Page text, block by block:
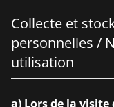
Collecte et
personnelles /
utilisation
a) Lors de la visite